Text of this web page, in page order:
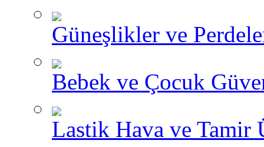
Güneşlikler ve
Bebek ve Çocuk
Lastik Hava ve Tamir